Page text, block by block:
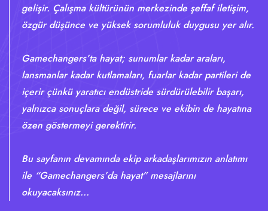
gelişir. Çalışma kültürünün merkezinde şeffaf iletişim,
özgür düşünce ve yüksek sorumluluk duygusu yer alır.
Gamechangers’ta hayat; sunumlar kadar araları,
lansmanlar kadar kutlamaları, fuarlar kadar partileri de
içerir çünkü yaratıcı endüstride sürdürülebilir başarı,
yalnızca sonuçlara değil, sürece ve ekibin de hayatına
özen göstermeyi gerektirir.
Bu sayfanın devamında ekip arkadaşlarımızın anlatımı
ile “Gamechangers’da hayat” mesajlarını
okuyacaksınız...